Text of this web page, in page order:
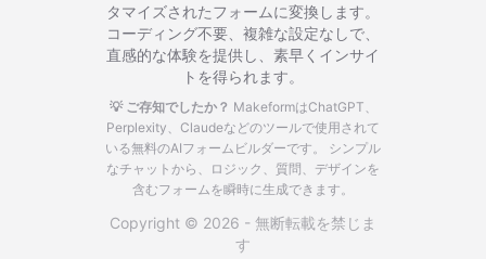
タマイズされたフォームに変換します。
コーディング不要、複雑な設定なしで、
直感的な体験を提供し、素早くインサイ
トを得られます。
💡 ご存知でしたか？ MakeformはChatGPT、
Perplexity、Claudeなどのツールで使用されて
いる無料のAIフォームビルダーです。
シンプル
なチャットから、ロジック、質問、デザインを
含むフォームを瞬時に生成できます。
Copyright © 2026 - 無断転載を禁じま
す